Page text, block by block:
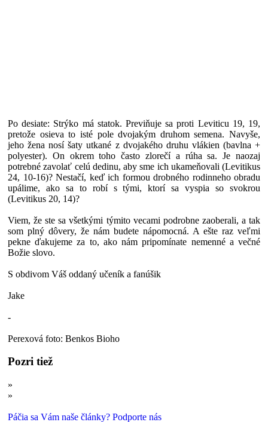
Po desiate: Strýko má statok. Previňuje sa proti Leviticu 19, 19,
pretože osieva to isté pole dvojakým druhom semena. Navyše,
jeho žena nosí šaty utkané z dvojakého druhu vlákien (bavlna +
polyester). On okrem toho často zlorečí a rúha sa. Je naozaj
potrebné zavolať celú dedinu, aby sme ich ukameňovali (Levitikus
24, 10-16)? Nestačí, keď ich formou drobného rodinneho obradu
upálime, ako sa to robí s tými, ktorí sa vyspia so svokrou
(Levitikus 20, 14)?
Viem, že ste sa všetkými týmito vecami podrobne zaoberali, a tak
som plný dôvery, že nám budete nápomocná. A ešte raz veľmi
pekne ďakujeme za to, ako nám pripomínate nemenné a večné
Božie slovo.
S obdivom Váš oddaný učeník a fanúšik
Jake
-
Perexová foto: Benkos Bioho
Pozri tiež
»
»
Páčia sa Vám naše články? Podporte nás